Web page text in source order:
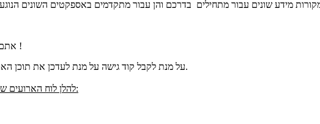
אתם/ן יכולים/ות לסייע בעדכון תוכן האתר !
על מנת לקבל קוד גישה על מנת לעדכן את תוכן.
להלן לוח הארועים של התנועה לשחרור בעלי חיים בישראל: